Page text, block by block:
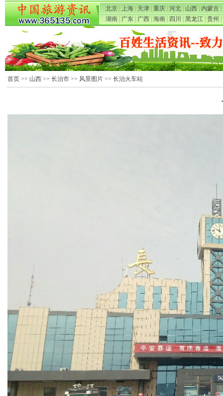
北京 上海 天津 重庆 河北 山西 内蒙古
湖南
广东 广西 海南 四川 黑龙江 贵州
首页 >> 山西 >> 长治市 >> 风景图片 >> 长治火车站